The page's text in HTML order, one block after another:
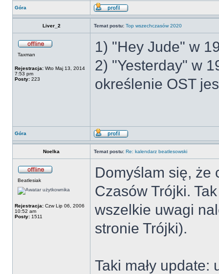
Góra
Liver_2 Temat postu: Top wszechczasów 2020
Taxman
Rejestracja: Wto Maj 13, 2014
7:53 pm
Posty: 223
1) "Hey Jude" w
2) "Yesterday" w
określenie OST
Góra
Noelka Temat postu: Re: kalendarz beatlesowski
Beatlesiak
Rejestracja: Czw Lip 06, 2006
10:52 am
Posty: 1511
Domyślam się, że
Czasów Trójki.
wszelkie uwagi
stronie Trójki).
Taki mały update: